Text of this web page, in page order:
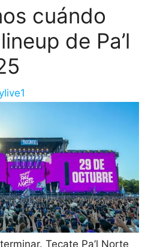
cuándo
de Pa’l
Tecate Pa’l Norte